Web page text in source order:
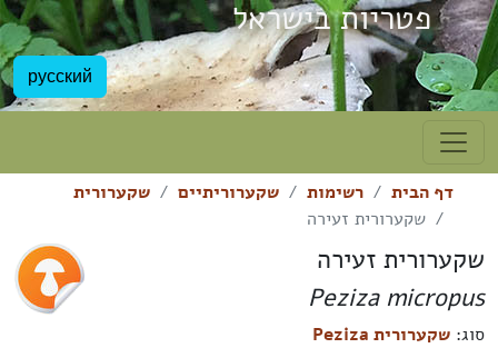
פטריות בישראל
русский
דף הבית רשימות שקערוריתיים
שקערורית
שקערורית זעירה
שקערורית זעירה
Peziza micropus
סוג:שקערורית Peziza